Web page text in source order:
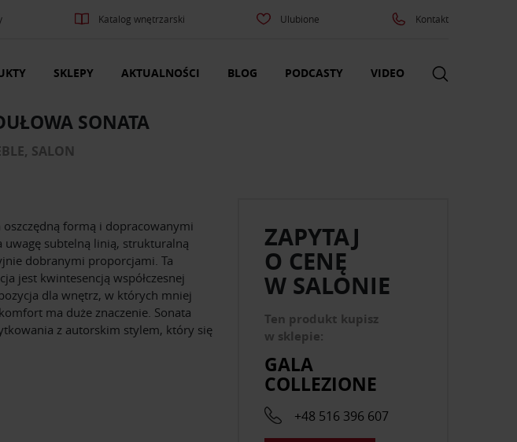
Katalog wnętrzarski Ulubione Kontakt
SKLEPY AKTUALNOŚCI BLOG PODCASTY VIDEO
SONATA
SALON
oszczędną formą i dopracowanymi
uwagę subtelną linią, strukturalną
dobranymi proporcjami. Ta
jest kwintesencją współczesnej
dla wnętrz, w których mniej
ma duże znaczenie. Sonata
z autorskim stylem, który się
ZAPYTAJ
O CENĘ
W SALONIE
Ten produkt kupisz
w sklepie:
GALA
COLLEZIONE
+48 516 396 607